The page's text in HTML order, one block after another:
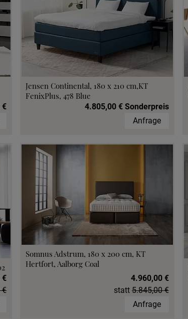
€
Jensen Continental, 180 x 210 cm,KT
FenixPlus, 478 Blue
4.805,00 € Sonderpreis
Anfrage
€
€
Somnus Adstrum, 180 x 200 cm, KT
Hertfort, Aalborg Coal
4.960,00 €
statt 5.845,00 €
Anfrage